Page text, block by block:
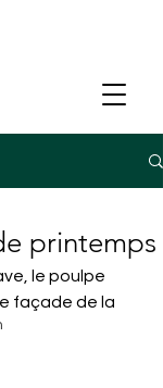
printemps
le poulpe
façade de la